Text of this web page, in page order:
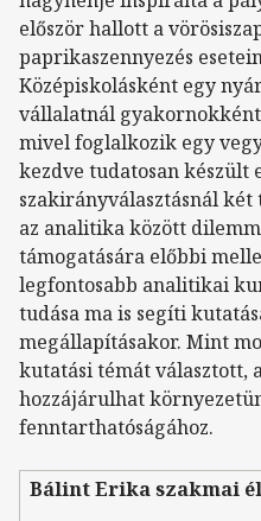
először hallott a
paprikaszennyezés
Középiskolásként egy
vállalatnál
mivel foglalkozik egy
kezdve tudatosan készült
szakirányválasztásnál két
az analitika között
támogatására előbbi
legfontosabb analitikai
tudása ma is segíti
megállapításakor. Mint
kutatási témát választott,
hozzájárulhat
fenntarthatóságához.
Bálint Erika szakmai